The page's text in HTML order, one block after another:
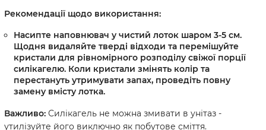
Рекомендації щодо використання:
Насипте наповнювач у чистий лоток шаром 3-5 см.
Щодня видаляйте тверді відходи та перемішуйте
кристали для рівномірного розподілу свіжої порції
силікагелю. Коли кристали змінять колір та
перестануть утримувати запах, проведіть повну
замену вмісту лотка.
Важливо: Силікагель не можна змивати в унітаз -
утилізуйте його виключно як побутове сміття.